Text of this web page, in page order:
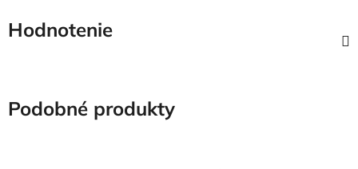
Hodnotenie
Podobné produkty